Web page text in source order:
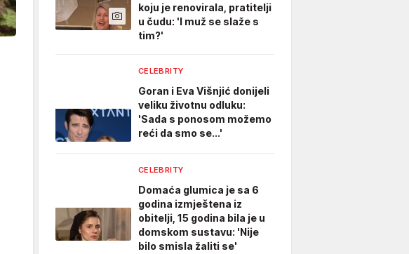
koju je renovirala, pratitelji
u čudu: 'I muž se slaže s
tim?'
CELEBRITY
Goran i Eva Višnjić donijeli
veliku životnu odluku:
'Sada s ponosom možemo
reći da smo se...'
CELEBRITY
Domaća glumica je sa 6
godina izmještena iz
obitelji, 15 godina bila je u
domskom sustavu: 'Nije
bilo smisla žaliti se'